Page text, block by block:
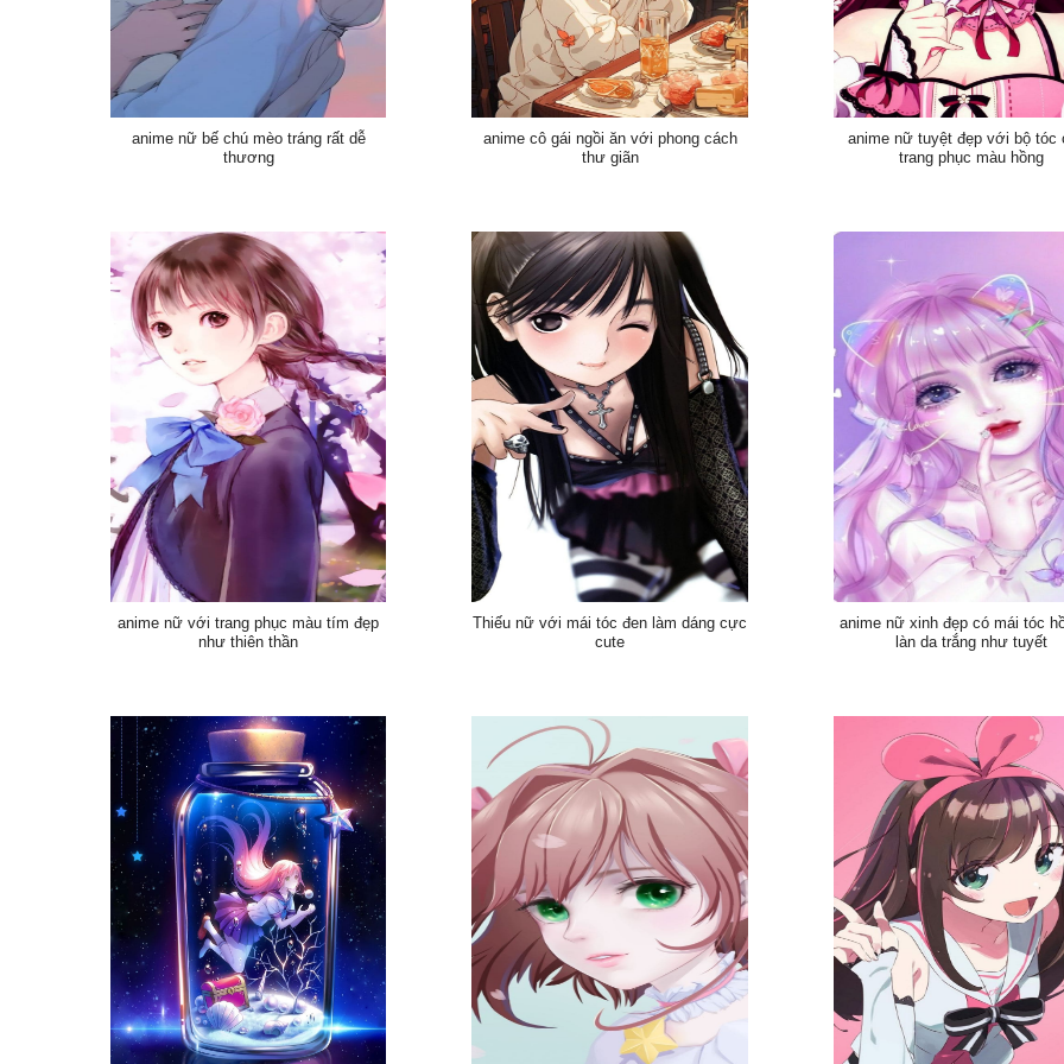
anime nữ bế chú mèo tráng rất dễ
thương
anime cô gái ngồi ăn với phong cách
thư giãn
anime nữ tuyệt đẹp với bộ tóc
trang phục màu hồng
anime nữ với trang phục màu tím đẹp
như thiên thần
Thiếu nữ với mái tóc đen làm dáng cực
cute
anime nữ xinh đẹp có mái tóc
làn da trắng như tuyết